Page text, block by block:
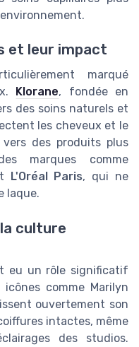
et leur impact
marqué
Klorane, fondée en
des soins naturels et
les cheveux et le
des produits plus
marques comme
L'Oréal Paris, qui ne
laque.
culture
eu un rôle significatif
comme Marilyn
ouvertement son
intactes, même
des studios.